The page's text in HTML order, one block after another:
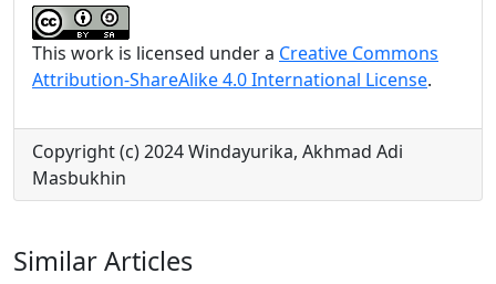
This work is licensed under a Creative Commons
Attribution-ShareAlike 4.0 International License.
Copyright (c) 2024 Windayurika, Akhmad Adi
Masbukhin
Similar Articles